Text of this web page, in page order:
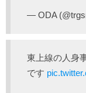
— ODA
東上線の人身
です